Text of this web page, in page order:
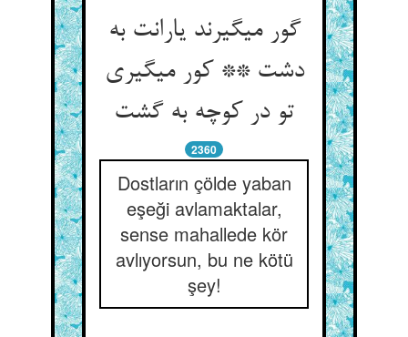
گور می‏گیرند یارانت به
دشت ** کور می‏گیری
تو در کوچه به گشت‏
2360
Dostların çölde yaban
eşeği avlamaktalar,
sense mahallede kör
avlıyorsun, bu ne kötü
şey!